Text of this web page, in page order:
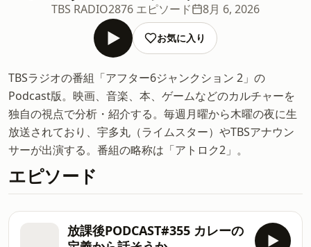
TBS RADIO2876 エピソード 8月 6, 2026
お気に入り
TBSラジオの番組「アフター6ジャンクション 2」の
Podcast版。映画、音楽、本、ゲームなどのカルチャーを
独自の視点で分析・紹介する。毎週月曜から木曜の夜に生
放送されており、宇多丸（ライムスター）やTBSアナウン
サーが出演する。番組の略称は「アトロク2」。
エピソード
放課後PODCAST#355 カレーの